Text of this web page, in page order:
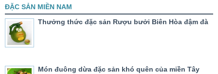
ĐẶC SẢN MIỀN NAM
Thưởng thức đặc sản Rượu bưởi Biên Hòa đậm đà
Món đuông dừa đặc sản khó quên của miền Tây